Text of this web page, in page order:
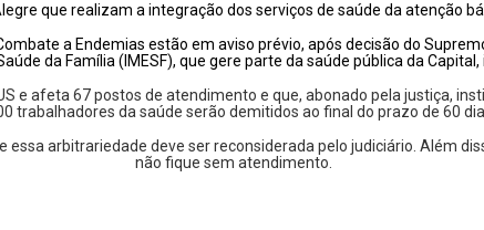
que realizam a integração dos serviços de saúde da atenção
a Endemias estão em aviso prévio, após decisão do
da Família (IMESF), que gere parte da saúde pública da
e afeta 67 postos de atendimento e que, abonado pela justiça,
trabalhadores da saúde serão demitidos ao final do prazo de 60
essa arbitrariedade deve ser reconsiderada pelo judiciário. Além
não fique sem atendimento.